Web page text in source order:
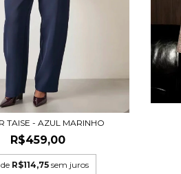
TAISE - AZUL MARINHO
R$459,00
R$114,75 sem juros